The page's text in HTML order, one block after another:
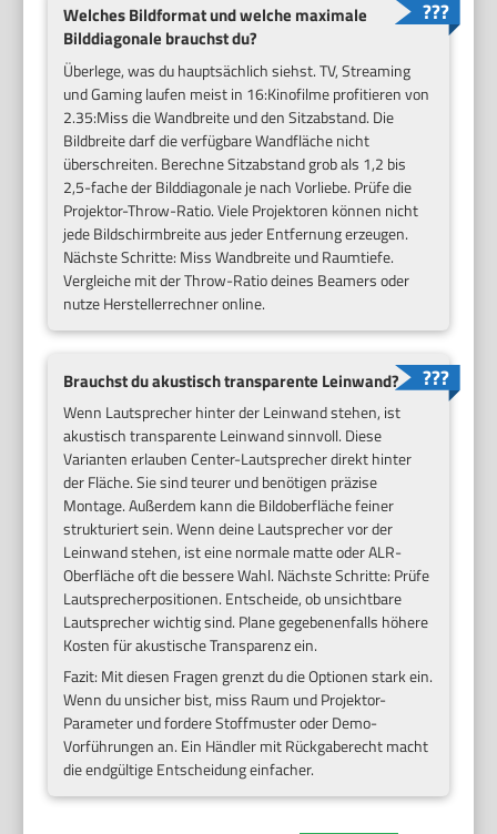
Welches Bildformat und welche maximale
Bilddiagonale brauchst du?
Überlege, was du hauptsächlich siehst. TV, Streaming
und Gaming laufen meist in 16:Kinofilme profitieren von
2.35:Miss die Wandbreite und den Sitzabstand. Die
Bildbreite darf die verfügbare Wandfläche nicht
überschreiten. Berechne Sitzabstand grob als 1,2 bis
2,5-fache der Bilddiagonale je nach Vorliebe. Prüfe die
Projektor-Throw-Ratio. Viele Projektoren können nicht
jede Bildschirmbreite aus jeder Entfernung erzeugen.
Nächste Schritte: Miss Wandbreite und Raumtiefe.
Vergleiche mit der Throw-Ratio deines Beamers oder
nutze Herstellerrechner online.
Brauchst du akustisch transparente Leinwand?
Wenn Lautsprecher hinter der Leinwand stehen, ist
akustisch transparente Leinwand sinnvoll. Diese
Varianten erlauben Center-Lautsprecher direkt hinter
der Fläche. Sie sind teurer und benötigen präzise
Montage. Außerdem kann die Bildoberfläche feiner
strukturiert sein. Wenn deine Lautsprecher vor der
Leinwand stehen, ist eine normale matte oder ALR-
Oberfläche oft die bessere Wahl. Nächste Schritte: Prüfe
Lautsprecherpositionen. Entscheide, ob unsichtbare
Lautsprecher wichtig sind. Plane gegebenenfalls höhere
Kosten für akustische Transparenz ein.
Fazit: Mit diesen Fragen grenzt du die Optionen stark ein.
Wenn du unsicher bist, miss Raum und Projektor-
Parameter und fordere Stoffmuster oder Demo-
Vorführungen an. Ein Händler mit Rückgaberecht macht
die endgültige Entscheidung einfacher.